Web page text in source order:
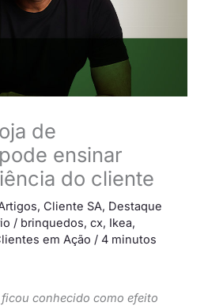
de
ensinar
do cliente
, Cliente SA, Destaque
/ brinquedos, cx, Ikea,
em Ação / 4 minutos
conhecido como efeito